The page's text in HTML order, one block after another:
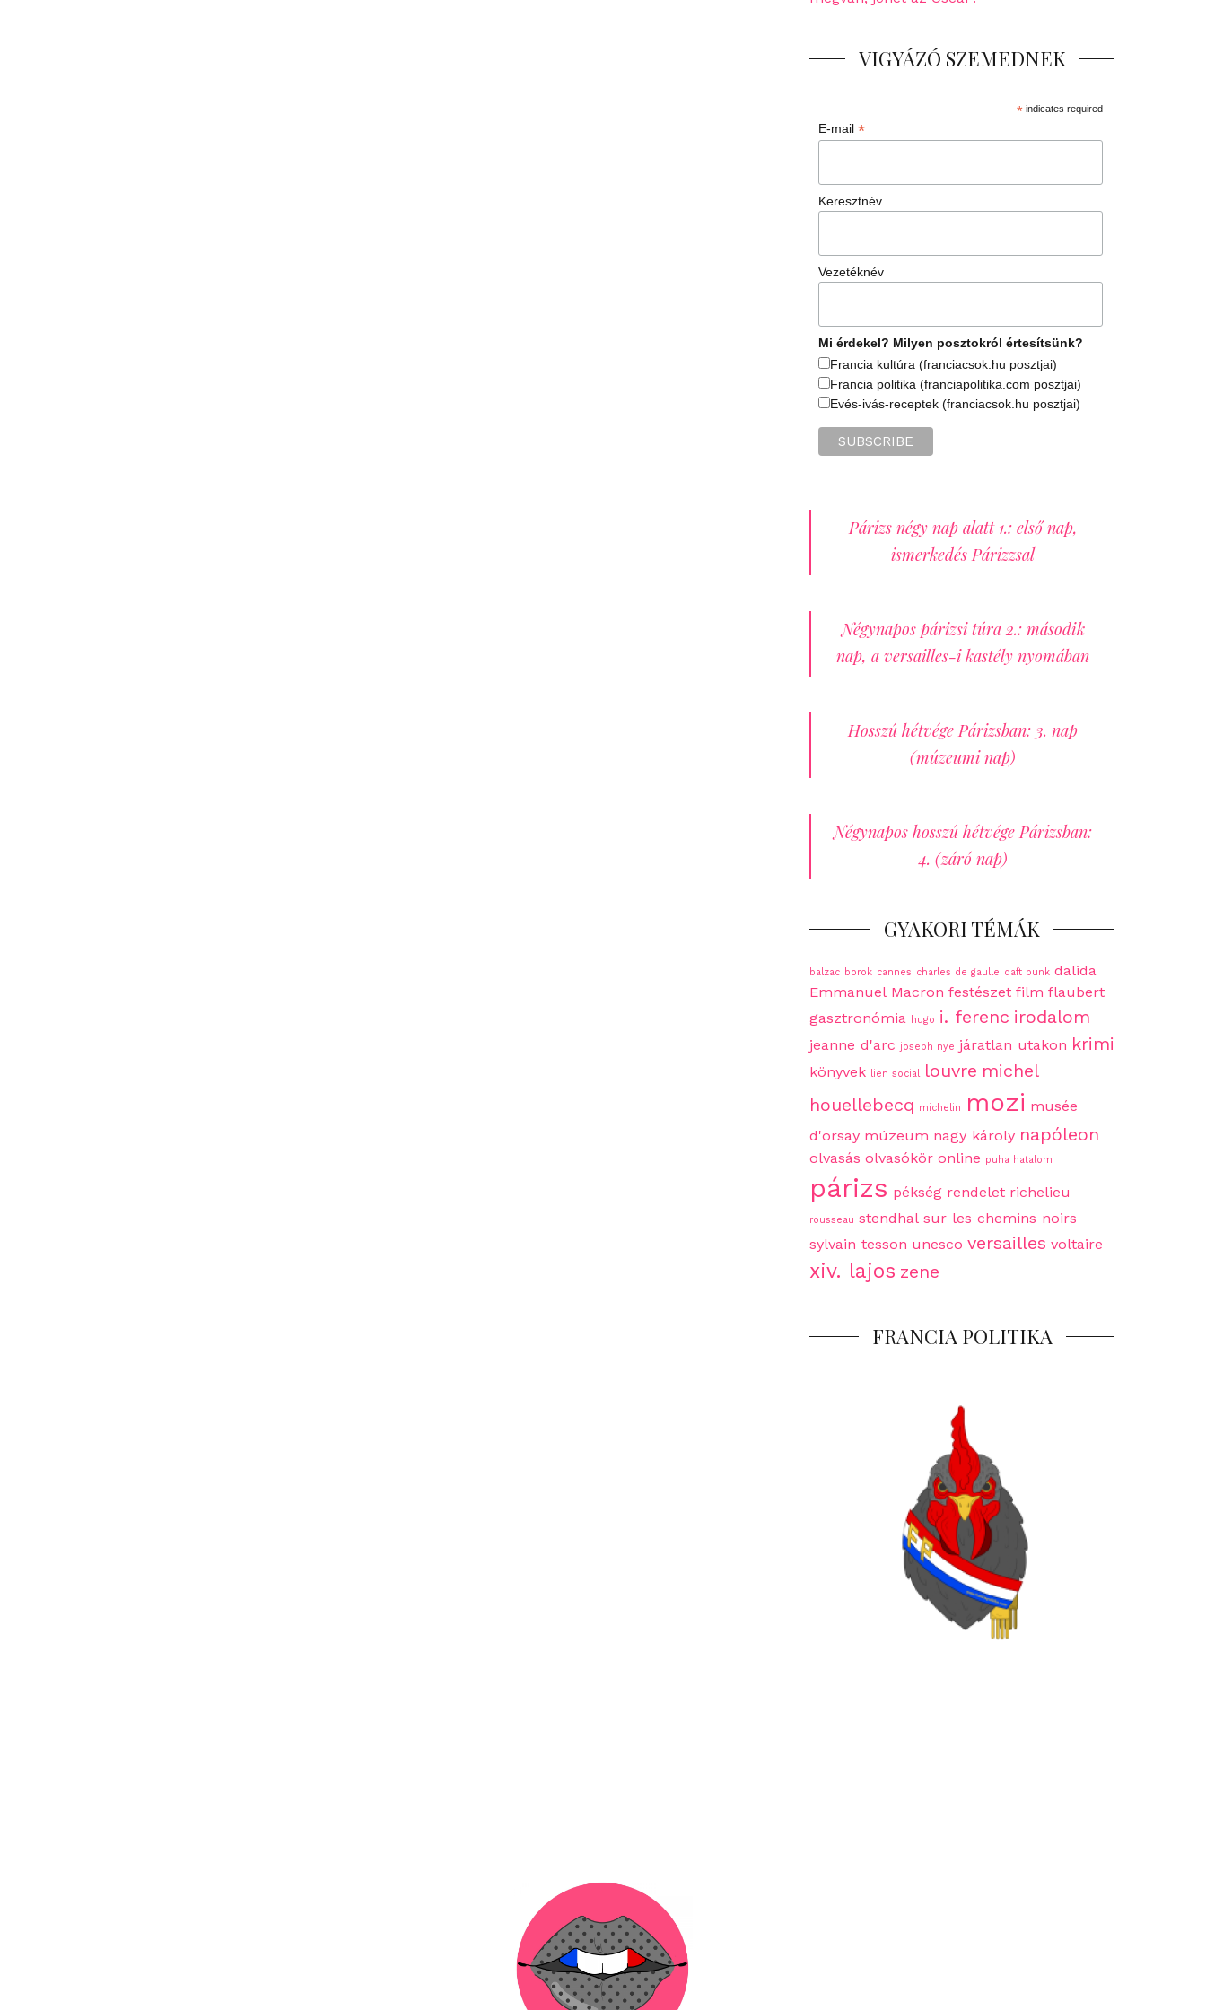
VIGYÁZÓ SZEMEDNEK
*indicates required
E-mail*
Keresztnév
Vezetéknév
Mi érdekel? Milyen posztokról értesítsünk?
Francia kultúra (franciacsok.hu posztjai)
Francia politika (franciapolitika.com posztjai)
Evés-ivás-receptek (franciacsok.hu posztjai)
Párizs négy nap alatt 1.: első nap,
ismerkedés Párizzsal
Négynapos párizsi túra 2.: második
nap, a versailles-i kastély nyomában
Hosszú hétvége Párizsban: 3. nap
(múzeumi nap)
Négynapos hosszú hétvége Párizsban:
4. (záró nap)
GYAKORI TÉMÁK
balzac borok cannes charles de gaulle daft punk dalida
Emmanuel Macron festészet film flaubert
gasztronómia
hugo i. ferenc irodalom
jeanne d'arc joseph nye járatlan utakon krimi
könyvek lien social louvre michel
houellebecq michelin mozi musée
d'orsay múzeum nagy károly napóleon
olvasás olvasókör online puha hatalom
párizs pékség rendelet richelieu
rousseau stendhal sur les chemins noirs
sylvain tesson unesco versailles voltaire
xiv. lajos zene
FRANCIA POLITIKA